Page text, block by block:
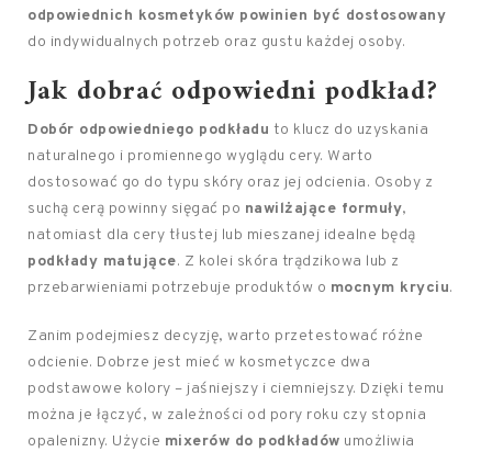
odpowiednich kosmetyków powinien być dostosowany
do indywidualnych potrzeb oraz gustu każdej osoby.
Jak dobrać odpowiedni podkład?
Dobór odpowiedniego podkładu to klucz do uzyskania
naturalnego i promiennego wyglądu cery. Warto
dostosować go do typu skóry oraz jej odcienia. Osoby z
suchą cerą powinny sięgać po nawilżające formuły,
natomiast dla cery tłustej lub mieszanej idealne będą
podkłady matujące. Z kolei skóra trądzikowa lub z
przebarwieniami potrzebuje produktów o mocnym kryciu.
Zanim podejmiesz decyzję, warto przetestować różne
odcienie. Dobrze jest mieć w kosmetyczce dwa
podstawowe kolory – jaśniejszy i ciemniejszy. Dzięki temu
można je łączyć, w zależności od pory roku czy stopnia
opalenizny. Użycie mixerów do podkładów umożliwia